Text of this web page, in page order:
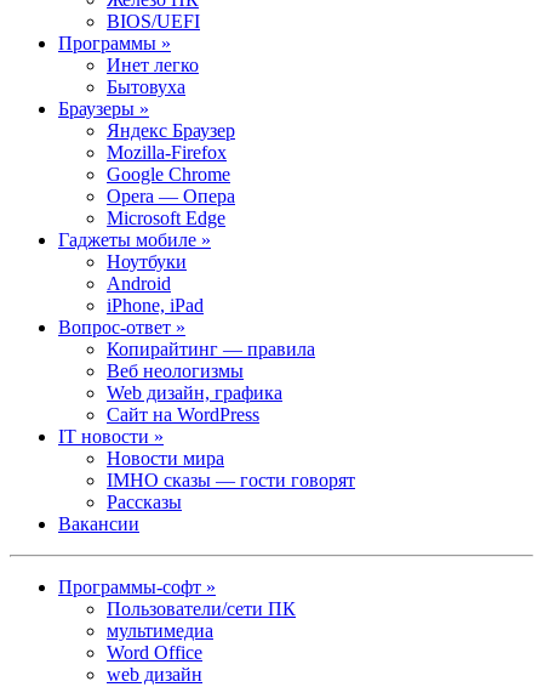
BIOS/UEFI
Программы »
Инет легко
Бытовуха
Браузеры »
Яндекс Браузер
Mozilla-Firefox
Google Chrome
Opera — Опера
Microsoft Edge
Гаджеты мобиле »
Ноутбуки
Android
iPhone, iPad
Вопрос-ответ »
Копирайтинг — правила
Веб неологизмы
Web дизайн, графика
Сайт на WordPress
IT новости »
Новости мира
IMHO сказы — гости говорят
Рассказы
Вакансии
Программы-софт »
Пользователи/сети ПК
мультимедиа
Word Office
web дизайн